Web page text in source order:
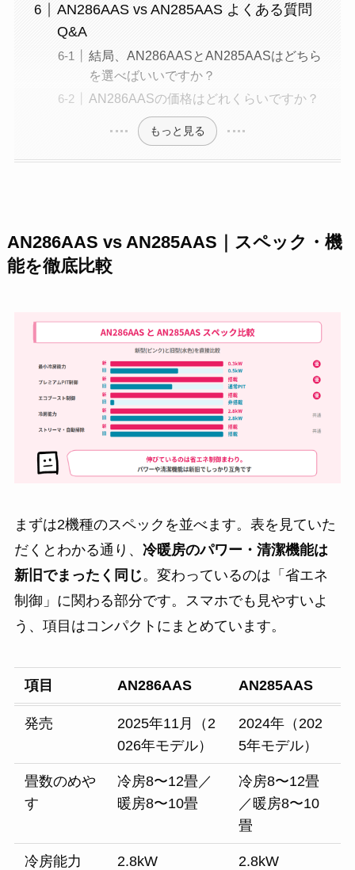
AN286AAS vs AN285AAS よくある質問
Q&A
結局、AN286AASとAN285AASはどちら
を選べばいいですか？
AN286AASの価格はどれくらいですか？
もっと見る
AN286AAS vs AN285AAS｜スペック・機
能を徹底比較
まずは2機種のスペックを並べます。表を見ていた
だくとわかる通り、 冷暖房のパワー・清潔機能は
新旧でまったく同じ 。変わっているのは「省エネ
制御」に関わる部分です。スマホでも見やすいよ
う、項目はコンパクトにまとめています。
項目 AN286AAS AN285AAS
発売
2025年11月（2
026年モデル）
2024年（202
5年モデル）
畳数のめや
す
冷房8〜12畳／
暖房8〜10畳
冷房8〜12畳
／暖房8〜10
畳
冷房能力 2.8kW 2.8kW